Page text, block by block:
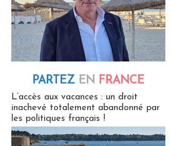
PARTEZ EN FRANCE
L’accès aux vacances : un droit
inachevé totalement abandonné par
les politiques français !